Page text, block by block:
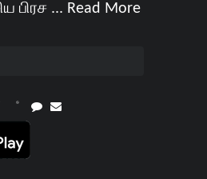
பிரச ... Read More